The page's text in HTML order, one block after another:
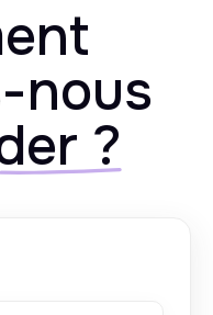
nous
?